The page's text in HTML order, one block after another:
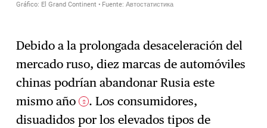
Debido a la prolongada desaceleración del
mercado ruso, diez marcas de automóviles
chinas podrían abandonar Rusia este
mismo año 2 . Los consumidores,
disuadidos por los elevados tipos de